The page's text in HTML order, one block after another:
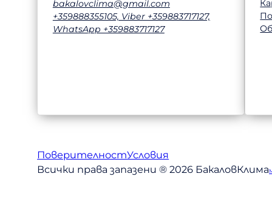
bakalovclima@gmail.com
+359888355105, Viber +359883717127,
WhatsApp +359883717127
ПоверителностУсловия
Всички права запазени ® 2026 БакаловКлима